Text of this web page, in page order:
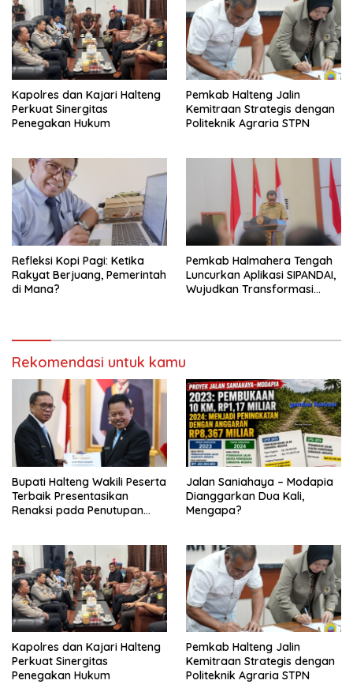
Kapolres dan Kajari Halteng
Perkuat Sinergitas
Penegakan Hukum
Pemkab Halteng Jalin
Kemitraan Strategis dengan
Politeknik Agraria STPN
Refleksi Kopi Pagi: Ketika
Rakyat Berjuang, Pemerintah
di Mana?
Pemkab Halmahera Tengah
Luncurkan Aplikasi SIPANDAI,
Wujudkan Transformasi
Rekomendasi untuk kamu
Bupati Halteng Wakili Peserta
Terbaik Presentasikan
Renaksi pada Penutupan
Jalan Saniahaya – Modapia
Dianggarkan Dua Kali,
Mengapa?
Kapolres dan Kajari Halteng
Perkuat Sinergitas
Penegakan Hukum
Pemkab Halteng Jalin
Kemitraan Strategis dengan
Politeknik Agraria STPN